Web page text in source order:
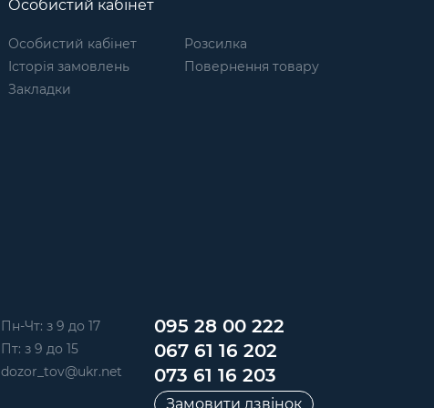
Особистий кабінет
Особистий кабінет
Історія замовлень
Закладки
Розсилка
Повернення товару
Пн-Чт: з 9 до 17
Пт: з 9 до 15
dozor_tov@ukr.net
095 28 00 222
067 61 16 202
073 61 16 203
Замовити дзвінок